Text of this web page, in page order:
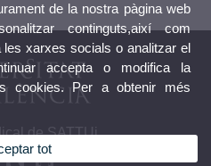
de SATTUi
de la nostra pàgina web
continguts,així com
les xarxes socials o analitzar el
accepta o modifica la
cookies. Per a obtenir més
tot